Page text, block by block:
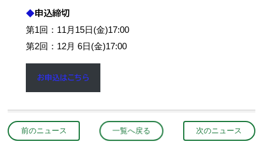
◆申込締切
第1回：11月15日(金)17:00
第2回：12月 6日(金)17:00
お申込はこちら
前のニュース 一覧へ戻る 次のニュース